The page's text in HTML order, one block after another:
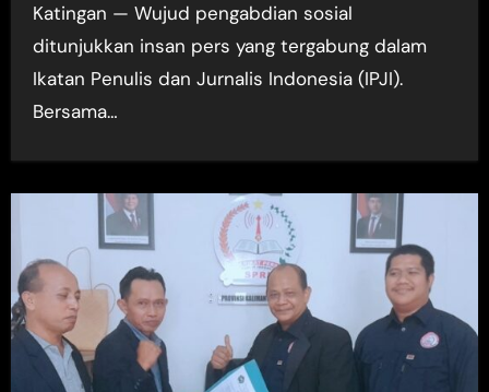
Katingan — Wujud pengabdian sosial
ditunjukkan insan pers yang tergabung dalam
Ikatan Penulis dan Jurnalis Indonesia (IPJI).
Bersama…